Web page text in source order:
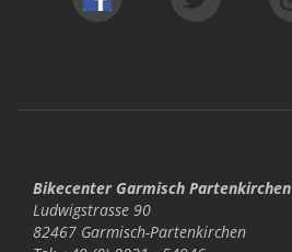
Bikecenter Garmisch Partenkirchen
Ludwigstrasse 90
82467 Garmisch-Partenkirchen